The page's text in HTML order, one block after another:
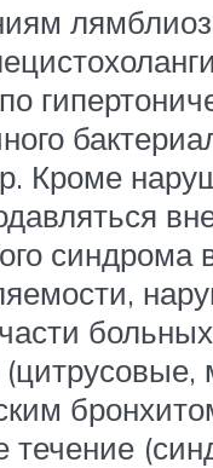
Кроме
течение